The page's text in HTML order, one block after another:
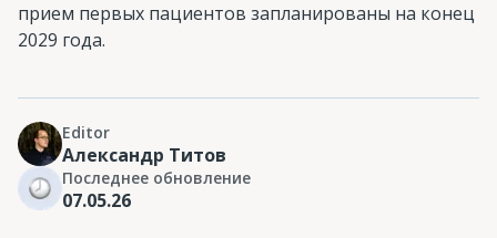
прием первых пациентов запланированы на конец
2029 года.
Editor
Александр Титов
Последнее обновление
07.05.26